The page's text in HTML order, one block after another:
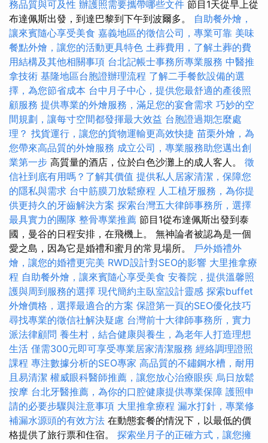
務品質與可及性 辦護照需要攜帶哪些文件 節目1天從早上從
布達佩斯出發，到達巴黎到下午到波爾多。 自助餐外燴，
讓來賓隨心享受美食 嘉義地區的徵信公司，專業可靠 美味
餐點外燴，讓您的活動更具特色 土葬費用，了解土葬的費
用結構及其他相關事項 台北記帳士事務所專業服務 中醫推
拿技術 基隆地區台胞證辦理流程 了解二手餐飲設備的選
擇，為您節省成本 台中月子中心，提供您最舒適的產後照
顧服務 提供專業的外燴服務，滿足您的宴會需求 巧妙的空
間規劃，讓每寸空間都發揮最大效益 台胞證過期怎麼處
理？ 找貨運行，讓您的貨物運輸更高效快捷 苗栗外燴，為
您帶來高品質的外燴服務 成立公司，專業服務助您邁出創
業第一步 高質量的酒店，位於白色沙灘上的成人客人。 徵
信社到底有用嗎？了解其價值 提供私人居家清潔，保障您
的隱私與需求 台中筋膜刀放鬆療程 人工植牙服務，為你提
供更持久的牙齒解決方案 探索台灣五大律師事務所，選擇
最具實力的團隊 整骨專業推薦 節目1從布達佩斯出發到泰
國，曼谷的日程安排，在飛機上。 無神論者被認為是一個
愛之島，因為它是婚禮和蜜月的常見場所。 戶外婚禮外
燴，讓您的婚禮更完美 RWD設計對SEO的影響 大里推拿療
程 自助餐外燴，讓來賓隨心享受美食 安養院，提供溫馨照
護與周到服務的選擇 現代簡約主臥室設計靈感 探索buffet
外燴價格，選擇最適合的方案 保證第一頁的SEO優化技巧
尋找專業的徵信社解決疑慮 台灣前十大律師事務所，實力
派法律顧問 養生村，結合健康與養生，為老年人打造理想
生活 僅需300元即可享受專業居家清潔服務 經絡調理證照
課程 專注數據分析的SEO專家 高品質的不鏽鋼水槽，耐用
且易清潔 權威眼科醫師推薦，讓您放心治療眼疾 烏日放鬆
按摩 台北牙醫推薦，為你的口腔健康提供專業保障 護照申
請的必要步驟與注意事項 大里推拿療程 漏水打針，專業修
補漏水源頭的有效方法 在動態套餐的情況下，以最低的價
格提供了旅行票和住宿。 探索坐月子的正確方式，讓您擁